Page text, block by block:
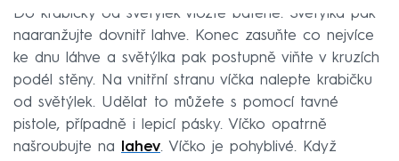
Do krabičky od světýlek vložte baterie. Světýlka pak
naaranžujte dovnitř lahve. Konec zasuňte co nejvíce
ke dnu láhve a světýlka pak postupně viňte v kruzích
podél stěny. Na vnitřní stranu víčka nalepte krabičku
od světýlek. Udělat to můžete s pomocí tavné
pistole, případně i lepicí pásky. Víčko opatrně
našroubujte na
lahev. Víčko je pohyblivé. Když